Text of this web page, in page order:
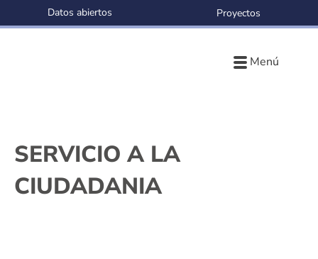
Menú
Datos abiertos Proyectos
SERVICIO A LA
CIUDADANIA